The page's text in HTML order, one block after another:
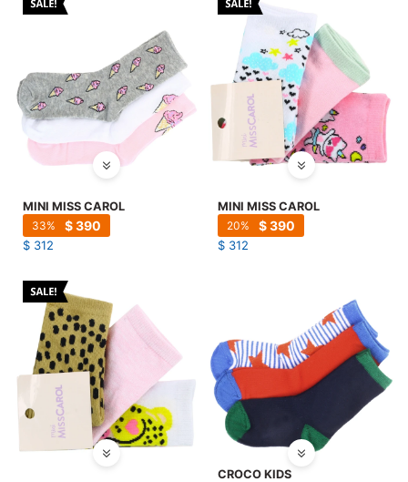
MINI MISS CAROL
$390
33
$ 312
MINI MISS CAROL
$390
20
$ 312
CROCO KIDS